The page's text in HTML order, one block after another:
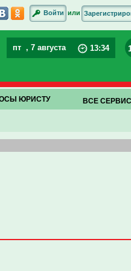
Войти или
пт , 7 августа 13:34
ЮРИСТУ ВСЕ